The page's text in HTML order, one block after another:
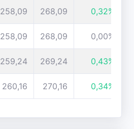
258,09 268,09 0,32%
258,09 268,09 0,00%
259,24 269,24 0,43%
260,16 270,16 0,34%